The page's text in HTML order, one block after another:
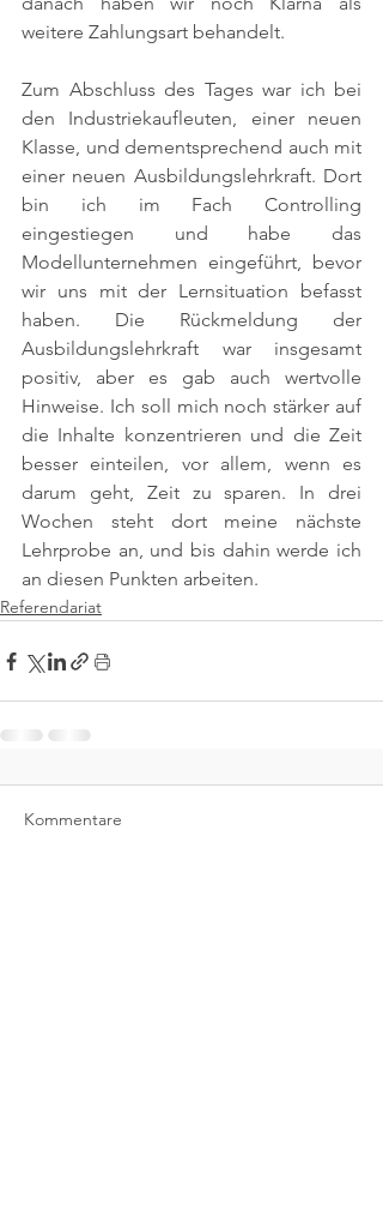
weitere Zahlungsart behandelt.
Zum Abschluss des Tages war ich bei
den Industriekaufleuten, einer neuen
Klasse, und dementsprechend auch mit
einer neuen Ausbildungslehrkraft. Dort
bin ich im Fach Controlling
eingestiegen und habe das
Modellunternehmen eingeführt, bevor
wir uns mit der Lernsituation befasst
haben. Die Rückmeldung der
Ausbildungslehrkraft war insgesamt
positiv, aber es gab auch wertvolle
Hinweise. Ich soll mich noch stärker auf
die Inhalte konzentrieren und die Zeit
besser einteilen, vor allem, wenn es
darum geht, Zeit zu sparen. In drei
Wochen steht dort meine nächste
Lehrprobe an, und bis dahin werde ich
an diesen Punkten arbeiten.
Referendariat
Kommentare